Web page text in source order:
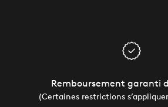
Remboursement garanti
(Certaines restrictions